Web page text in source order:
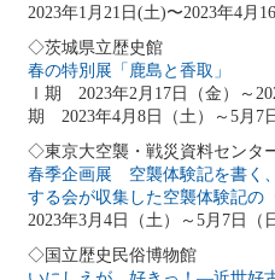
2023年1月21日(土)〜2023年4月
◇茨城県立歴史館
春の特別展「鹿島と香取」
Ⅰ期 2023年2月17日（金）～
期 2023年4月8日（土）～5月7
◇東京大空襲・戦災資料センタ
春季企画展 空襲体験記を書く
する会が収集した空襲体験記の
2023年3月4日（土）～5月7日（
◇国立歴史民俗博物館